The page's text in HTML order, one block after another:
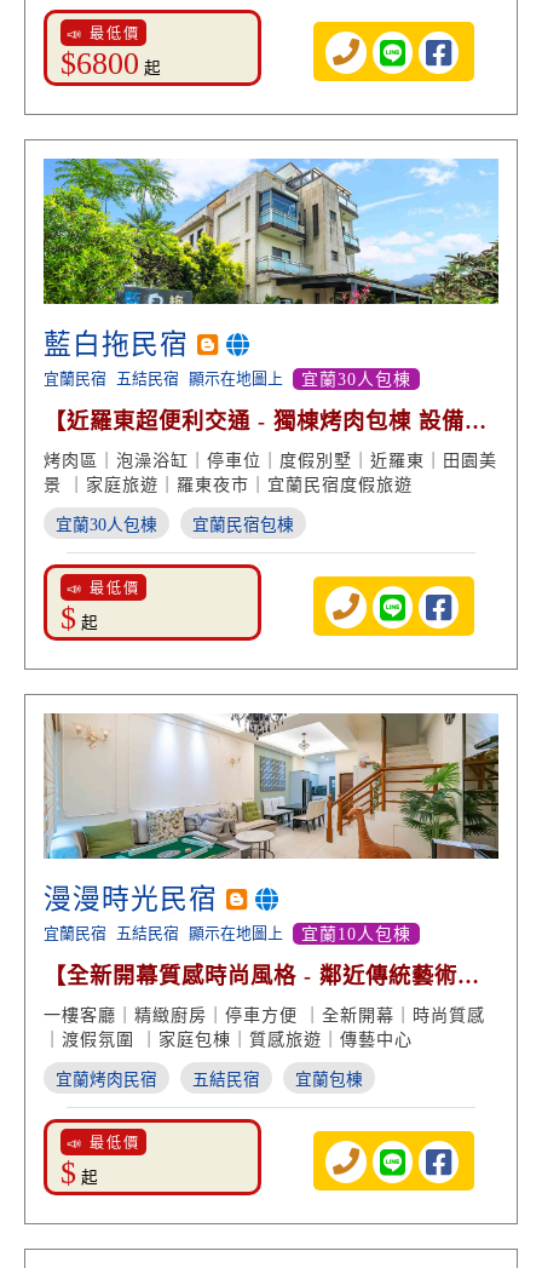
📣 最低價
$6800 起
藍白拖民宿
宜蘭民宿 五結民宿 顯示在地圖上 宜蘭30人包棟
【近羅東超便利交通 - 獨棟烤肉包棟 設備俱
全】
烤肉區｜泡澡浴缸｜停車位｜度假別墅｜近羅東｜田園美
景 ｜家庭旅遊｜羅東夜市｜宜蘭民宿度假旅遊
宜蘭30人包棟 宜蘭民宿包棟
📣 最低價
$ 起
漫漫時光民宿
宜蘭民宿 五結民宿 顯示在地圖上 宜蘭10人包棟
【全新開幕質感時尚風格 - 鄰近傳統藝術中
心】
一樓客廳｜精緻廚房｜停車方便 ｜全新開幕｜時尚質感
｜渡假氛圍 ｜家庭包棟｜質感旅遊｜傳藝中心
宜蘭烤肉民宿 五結民宿 宜蘭包棟
📣 最低價
$ 起